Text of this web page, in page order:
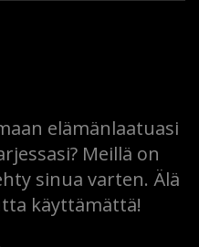
elämänlaatuasi
Meillä on
sinua varten. Älä
käyttämättä!